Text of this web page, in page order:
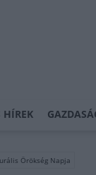
HÍREK
Örökség Napja